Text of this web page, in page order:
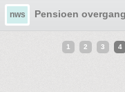
nws Pensioen
1 2 3 4